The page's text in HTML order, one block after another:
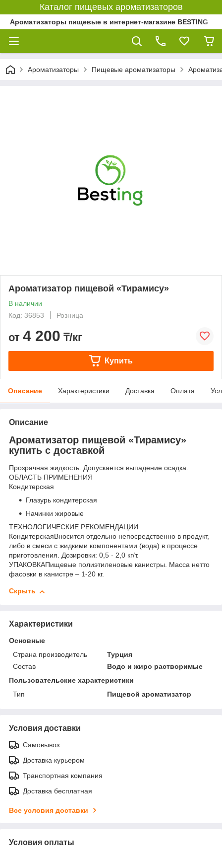
Каталог пищевых ароматизаторов
Ароматизаторы пищевые в интернет-магазине BESTING
Ароматизаторы Пищевые ароматизаторы
Ароматизатор пищевой «Тирамису»
В наличии
Код: 36853
Розница
от 4 200 ₸/кг
Купить
Описание Характеристики Доставка Оплата
Описание
Ароматизатор пищевой «Тирамису»
купить с доставкой
Прозрачная жидкость. Допускается выпадение осадка.
ОБЛАСТЬ ПРИМЕНЕНИЯ
Кондитерская
Глазурь кондитерская
Начинки жировые
ТЕХНОЛОГИЧЕСКИЕ РЕКОМЕНДАЦИИ
КондитерскаяВносится отдельно непосредственно в продукт,
либо в смеси с жидкими компонентами (вода) в процессе
приготовления. Дозировки: 0,5 - 2,0 кг/т.
УПАКОВКАПищевые полиэтиленовые канистры. Масса нетто
фасовки в канистре – 1-20 кг.
Скрыть
Характеристики
Основные
Страна производитель
Турция
Состав
Водо и жиро растворимые
Пользовательские характеристики
Тип
Пищевой ароматизатор
Условия доставки
Самовывоз
Доставка курьером
Транспортная компания
Доставка бесплатная
Все условия доставки
Условия оплаты